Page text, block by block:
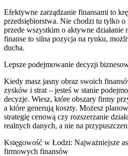
Efektywne zarządzanie finansami to
przedsiębiorstwa. Nie chodzi tu tylko
przede wszystkim o aktywne działanie
finanse to silna pozycja na rynku,
ducha.
Lepsze podejmowanie decyzji
Kiedy masz jasny obraz swoich
zysków i strat – jesteś w stanie
decyzje. Wiesz, które obszary firmy
a które generują koszty. Możesz
strategię cenową czy rozszerzanie
realnych danych, a nie na
Księgowość w Łodzi: Najważniejsze
firmowych finansów